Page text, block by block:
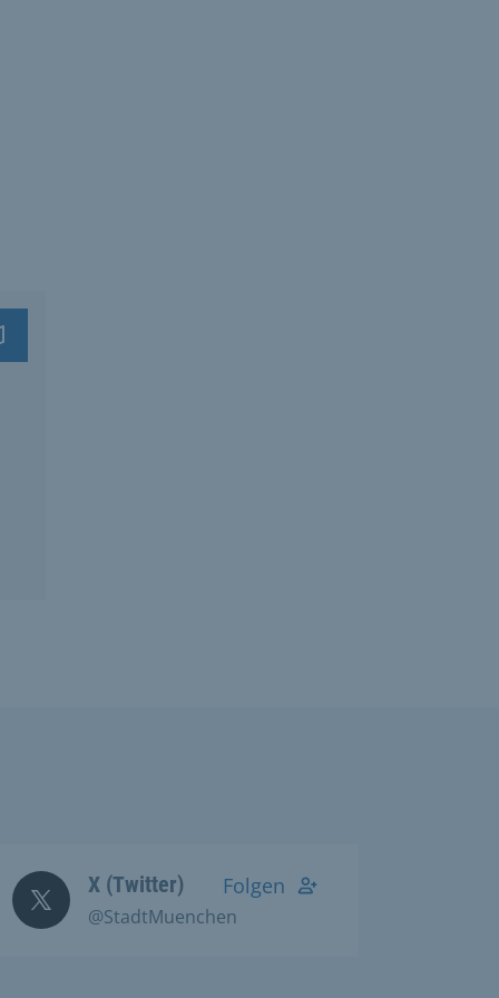
X (Twitter)
@StadtMuenchen
Folgen